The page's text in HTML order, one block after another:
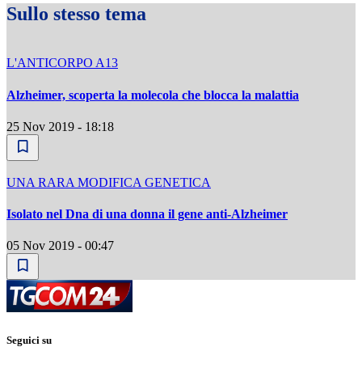
Sullo stesso tema
L'ANTICORPO A13
Alzheimer, scoperta la molecola che blocca la malattia
25 Nov 2019 - 18:18
UNA RARA MODIFICA GENETICA
Isolato nel Dna di una donna il gene anti-Alzheimer
05 Nov 2019 - 00:47
Seguici su